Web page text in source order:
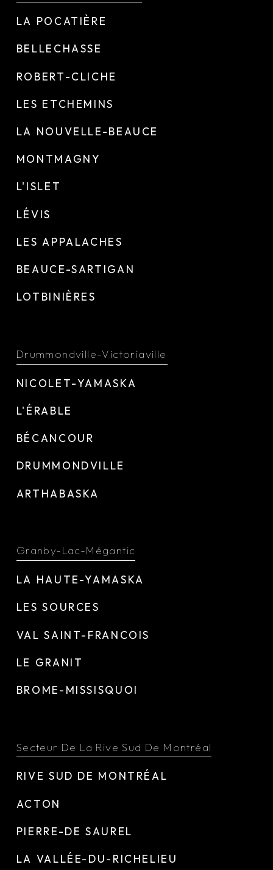
LA POCATIÈRE
BELLECHASSE
ROBERT-CLICHE
LES ETCHEMINS
LA NOUVELLE-BEAUCE
MONTMAGNY
L'ISLET
LÉVIS
LES APPALACHES
BEAUCE-SARTIGAN
LOTBINIÈRES
Drummondville-Victoriaville
NICOLET-YAMASKA
L'ÉRABLE
BÉCANCOUR
DRUMMONDVILLE
ARTHABASKA
Granby-Lac-Mégantic
LA HAUTE-YAMASKA
LES SOURCES
VAL SAINT-FRANCOIS
LE GRANIT
BROME-MISSISQUOI
Secteur De La Rive Sud De Montréal
RIVE SUD DE MONTRÉAL
ACTON
PIERRE-DE SAUREL
LA VALLÉE-DU-RICHELIEU